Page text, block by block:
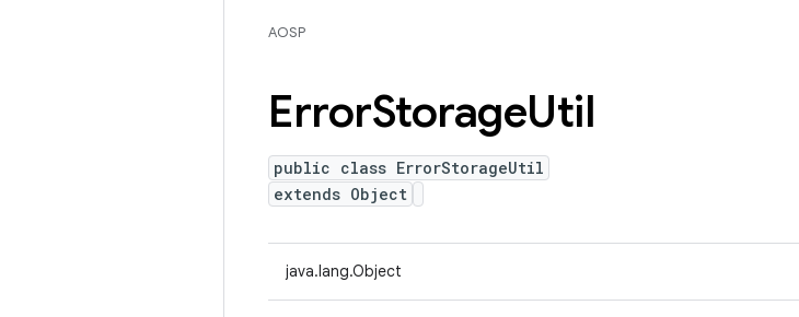
AOSP
ErrorStorageUtil
public class ErrorStorageUtil
extends Object
java.lang.Object